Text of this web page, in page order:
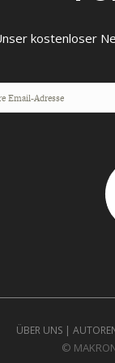
kostenloser
ÜBER UNS |
©